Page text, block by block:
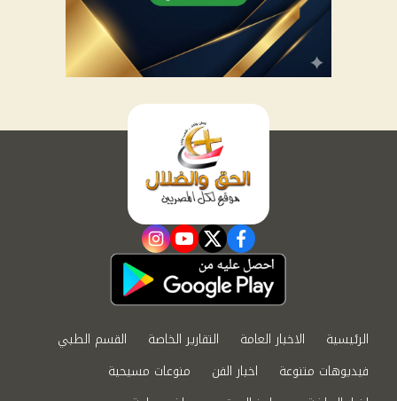
facebook
twitter
youtube
instagram
الرئيسية الاخبار العامة التقارير الخاصة
القسم الطبي
فيديوهات متنوعة
اخبار الفن
منوعات مسيحية